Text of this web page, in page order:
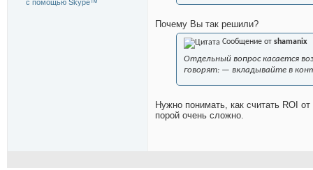
Почему Вы так решили?
Сообщение от shamanix
Отдельный вопрос касается
говорят: — вкладывайте в
Нужно понимать, как считать ROI
порой очень сложно.